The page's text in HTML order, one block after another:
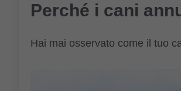
Perché i cani
Hai mai osservato come il tuo